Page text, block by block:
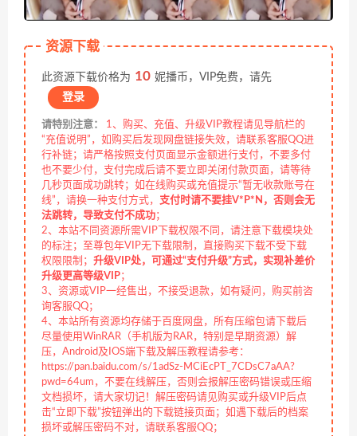
资源下载
此资源下载价格为 10 妮播币，VIP免费，请先
登录
请特别注意：
1、购买、充值、升级VIP教程请见导航栏的
“充值说明”，如购买后发现网盘链接失效，请联系客服QQ进
行补链；请严格按照支付页面显示金额进行支付，不要多付
也不要少付，支付完成后请不要立即关闭付款页面，请等待
几秒页面成功跳转；如在线购买或充值提示“暂无收款账号在
线”，请换一种支付方式， 支付时请不要挂V*P*N，否则会无
法跳转，导致支付不成功；
2、本站不同资源所需VIP下载权限不同，请注意下载模块处
的标注；至尊包年VIP无下载限制，直接购买下载不受下载
权限限制； 升级VIP处，可通过“支付升级”方式，实现补差价
升级更高等级VIP；
3、资源或VIP一经售出，不接受退款，如有疑问，购买前咨
询客服QQ；
4、本站所有资源均存储于百度网盘，所有压缩包请下载后
尽量使用WinRAR（手机版为RAR，特别是早期资源）解
压，Android及IOS端下载及解压教程请参考：
https://pan.baidu.com/s/1adSz-MCiEcPT_7CDsC7aAA?
pwd=64um，不要在线解压，否则会报解压密码错误或压缩
文档损坏，请大家切记！解压密码请见购买或升级VIP后点
击“立即下载”按钮弹出的下载链接页面；如遇下载后的档案
损坏或解压密码不对，请联系客服QQ；